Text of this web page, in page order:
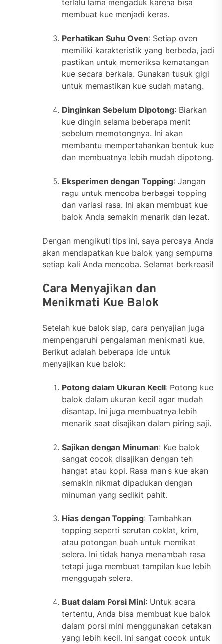
terlalu lama mengaduk karena bisa
membuat kue menjadi keras.
Perhatikan Suhu Oven: Setiap oven
memiliki karakteristik yang berbeda, jadi
pastikan untuk memeriksa kematangan
kue secara berkala. Gunakan tusuk gigi
untuk memastikan kue sudah matang.
Dinginkan Sebelum Dipotong: Biarkan
kue dingin selama beberapa menit
sebelum memotongnya. Ini akan
membantu mempertahankan bentuk kue
dan membuatnya lebih mudah dipotong.
Eksperimen dengan Topping: Jangan
ragu untuk mencoba berbagai topping
dan variasi rasa. Ini akan membuat kue
balok Anda semakin menarik dan lezat.
Dengan mengikuti tips ini, saya percaya Anda
akan mendapatkan kue balok yang sempurna
setiap kali Anda mencoba. Selamat berkreasi!
Cara Menyajikan dan
Menikmati Kue Balok
Setelah kue balok siap, cara penyajian juga
mempengaruhi pengalaman menikmati kue.
Berikut adalah beberapa ide untuk
menyajikan kue balok:
Potong dalam Ukuran Kecil: Potong kue
balok dalam ukuran kecil agar mudah
disantap. Ini juga membuatnya lebih
menarik saat disajikan dalam piring saji.
Sajikan dengan Minuman: Kue balok
sangat cocok disajikan dengan teh
hangat atau kopi. Rasa manis kue akan
semakin nikmat dipadukan dengan
minuman yang sedikit pahit.
Hias dengan Topping: Tambahkan
topping seperti serutan coklat, krim,
atau potongan buah untuk memikat
selera. Ini tidak hanya menambah rasa
tetapi juga membuat tampilan kue lebih
menggugah selera.
Buat dalam Porsi Mini: Untuk acara
tertentu, Anda bisa membuat kue balok
dalam porsi mini menggunakan cetakan
yang lebih kecil. Ini sangat cocok untuk